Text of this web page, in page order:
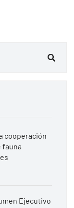
cooperación
fauna
Ejecutivo